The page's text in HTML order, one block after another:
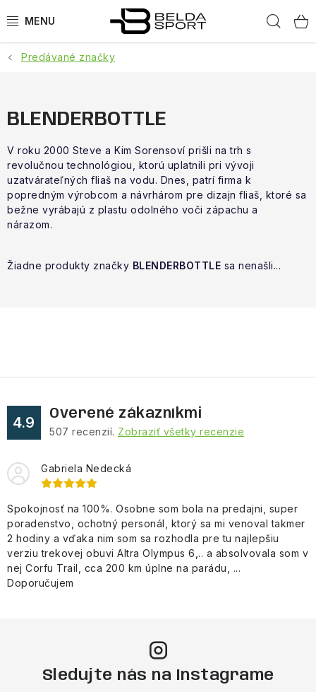
na
ŠPORTY
GOLDBERGH
OBLEČENIE
Vrátenie a výmena Doprava a platba
Blog
Predávané značky
BLENDERBOTTLE
V roku 2000 Steve a Kim Sorensoví prišli na trh s
revolučnou technológiou, ktorú uplatnili pri vývoji
uzatvárateľných fliaš na vodu. Dnes, patrí firma k
popredným výrobcom a návrhárom pre dizajn fliaš, ktoré sa
bežne vyrábajú z plastu odolného voči zápachu a
nárazom.
Žiadne produkty značky BLENDERBOTTLE sa nenašli...
4.9
Overené zákazníkmi
507 recenzií. Zobraziť všetky recenzie
Gabriela Nedecká
Spokojnosť na 100%. Osobne som bola na predajni, super
poradenstvo, ochotný personál, ktorý sa mi venoval takmer
2 hodiny a vďaka nim som sa rozhodla pre tu najlepšiu
verziu trekovej obuvi Altra Olympus 6,.. a absolvovala som v
nej Corfu Trail, cca 200 km úplne na parádu, ...
Doporučujem
Sledujte nás na Instagrame